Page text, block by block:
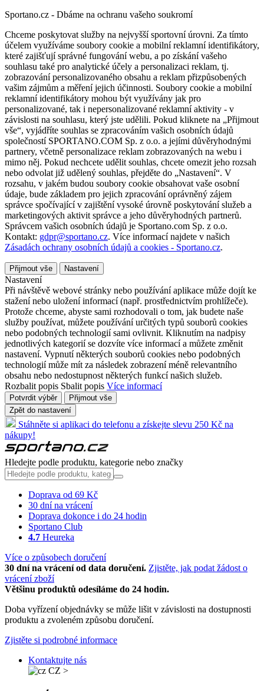
Sportano.cz - Dbáme na ochranu vašeho soukromí
Chceme poskytovat služby na nejvyšší sportovní úrovni. Za tímto
účelem využíváme soubory cookie a mobilní reklamní identifikátory,
které zajišťují správné fungování webu, a po získání vašeho
souhlasu také pro analytické účely a personalizaci reklam, tj.
zobrazování personalizovaného obsahu a reklam přizpůsobených
vašim zájmům a měření jejich účinnosti. Soubory cookie a mobilní
reklamní identifikátory mohou být využívány jak pro
personalizované, tak i nepersonalizované reklamní aktivity - v
závislosti na souhlasu, který jste udělili. Pokud kliknete na „Přijmout
vše“, vyjádříte souhlas se zpracováním vašich osobních údajů
společností SPORTANO.COM Sp. z o.o. a jejími důvěryhodnými
partnery, včetně personalizace reklam zobrazovaných na webu i
mimo něj. Pokud nechcete udělit souhlas, chcete omezit jeho rozsah
nebo odvolat již udělený souhlas, přejděte do „Nastavení“. V
rozsahu, v jakém budou soubory cookie obsahovat vaše osobní
údaje, bude základem pro jejich zpracování oprávněný zájem
správce spočívající v zajištění vysoké úrovně poskytování služeb a
marketingových aktivit správce a jeho důvěryhodných partnerů.
Správcem vašich osobních údajů je Sportano.com Sp. z o.o.
Kontakt: gdpr@sportano.cz. Více informací najdete v našich
Zásadách ochrany osobních údajů a cookies - Sportano.cz.
Přijmout vše Nastavení
Nastavení
Při návštěvě webové stránky nebo používání aplikace může dojít ke
stažení nebo uložení informací (např. prostřednictvím prohlížeče).
Protože chceme, abyste sami rozhodovali o tom, jak budete naše
služby používat, můžete používání určitých typů souborů cookies
nebo podobných technologií sami ovlivnit. Kliknutím na nadpisy
jednotlivých kategorií se dozvíte více informací a můžete změnit
nastavení. Vypnutí některých souborů cookies nebo podobných
technologií může mít za následek zobrazení méně relevantního
obsahu nebo nedostupnost některých funkcí našich služeb.
Rozbalit popis Sbalit popis Více informací
Potvrdit výběr
Přijmout vše
Zpět do nastavení
Stáhněte si aplikaci do telefonu a získejte slevu 250 Kč na
nákupy!
Hledejte podle produktu, kategorie nebo značky
Doprava od 69 Kč
30 dní na vrácení
Doprava dokonce i do 24 hodin
Sportano Club
4.7 Heureka
Více o způsobech doručení
30 dní na vrácení od data doručení. Zjistěte, jak podat žádost o
vrácení zboží
Většinu produktů odesíláme do 24 hodin.
Doba vyřízení objednávky se může lišit v závislosti na dostupnosti
produktu a zvoleném způsobu doručení.
Zjistěte si podrobné informace
Kontaktujte nás
CZ >